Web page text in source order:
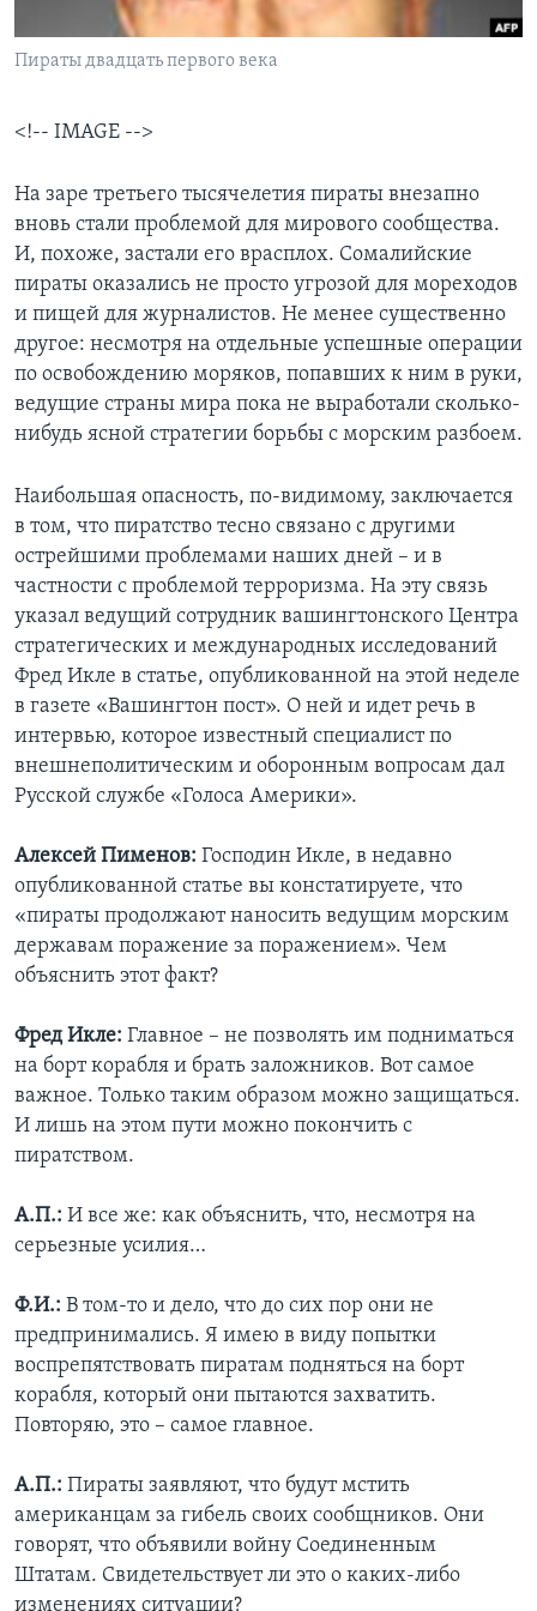
Learning English
Языки
Пираты двадцать первого века
<!-- IMAGE -->
На заре третьего тысячелетия пираты внезапно
вновь стали проблемой для мирового сообщества.
И, похоже, застали его врасплох. Сомалийские
пираты оказались не просто угрозой для мореходов
и пищей для журналистов. Не менее существенно
другое: несмотря на отдельные успешные операции
по освобождению моряков, попавших к ним в руки,
ведущие страны мира пока не выработали сколько-
нибудь ясной стратегии борьбы с морским разбоем.
Наибольшая опасность, по-видимому, заключается
в том, что пиратство тесно связано с другими
острейшими проблемами наших дней – и в
частности с проблемой терроризма. На эту связь
указал ведущий сотрудник вашингтонского Центра
стратегических и международных исследований
Фред Икле в статье, опубликованной на этой неделе
в газете «Вашингтон пост». О ней и идет речь в
интервью, которое известный специалист по
внешнеполитическим и оборонным вопросам дал
Русской службе «Голоса Америки».
Алексей Пименов: Господин Икле, в недавно
опубликованной статье вы констатируете, что
«пираты продолжают наносить ведущим морским
державам поражение за поражением». Чем
объяснить этот факт?
Фред Икле: Главное – не позволять им подниматься
на борт корабля и брать заложников. Вот самое
важное. Только таким образом можно защищаться.
И лишь на этом пути можно покончить с
пиратством.
А.П.: И все же: как объяснить, что, несмотря на
серьезные усилия…
Ф.И.: В том-то и дело, что до сих пор они не
предпринимались. Я имею в виду попытки
воспрепятствовать пиратам подняться на борт
корабля, который они пытаются захватить.
Повторяю, это – самое главное.
А.П.: Пираты заявляют, что будут мстить
американцам за гибель своих сообщников. Они
говорят, что объявили войну Соединенным
Штатам. Свидетельствует ли это о каких-либо
изменениях ситуации?